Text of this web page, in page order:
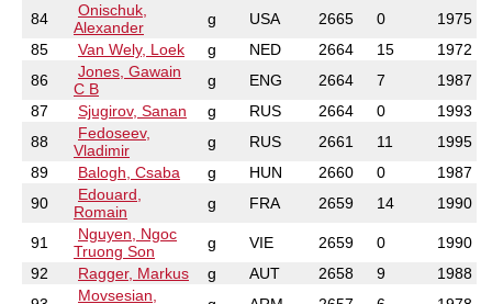
84
Onischuk,
Alexander
g USA 2665 0
1975
85
Van Wely, Loek g NED 2664 15
1972
86
Jones, Gawain
C B
g ENG 2664 7
1987
87
Sjugirov, Sanan g RUS 2664 0
1993
88
Fedoseev,
Vladimir
g RUS 2661 11
1995
89
Balogh, Csaba g HUN 2660 0
1987
90
Edouard,
Romain
g FRA 2659 14 1990
91
Nguyen, Ngoc
Truong Son
g VIE 2659 0
1990
92
Ragger, Markus g AUT 2658 9
1988
Movsesian,